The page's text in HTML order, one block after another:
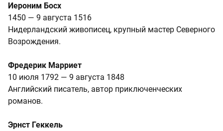
Иероним Босх
1450 — 9 августа 1516
Нидерландский живописец, крупный мастер Северного
Возрождения.
Фредерик Марриет
10 июля 1792 — 9 августа 1848
Английский писатель, автор приключенческих
романов.
Эрнст Геккель